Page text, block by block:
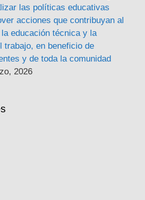
las políticas educativas
acciones que contribuyan al
educación técnica y la
trabajo, en beneficio de
y de toda la comunidad
2026